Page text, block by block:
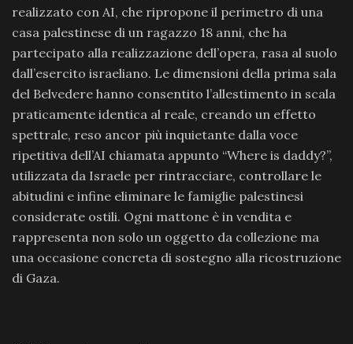
realizzato con AI, che ripropone il perimetro di una
casa palestinese di un ragazzo 18 anni, che ha
partecipato alla realizzazione dell’opera, rasa al suolo
dall’esercito israeliano. Le dimensioni della prima sala
del Belvedere hanno consentito l’allestimento in scala
praticamente identica al reale, creando un effetto
spettrale, reso ancor più inquietante dalla voce
ripetitiva dell’AI chiamata appunto “Where is daddy?”,
utilizzata da Israele per rintracciare, controllare le
abitudini e infine eliminare le famiglie palestinesi
considerate ostili. Ogni mattone è in vendita e
rappresenta non solo un oggetto da collezione ma
una occasione concreta di sostegno alla ricostruzione
di Gaza.